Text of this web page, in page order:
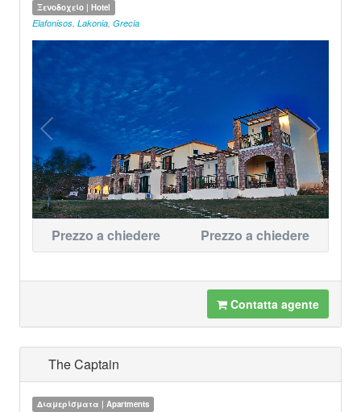
Ξενοδοχείο | Hotel
Elafonisos Lakonia Grecia
Prezzo a chiedere Prezzo a chiedere
Contatta agente
The Captain
Διαμερίσματα | Apartments